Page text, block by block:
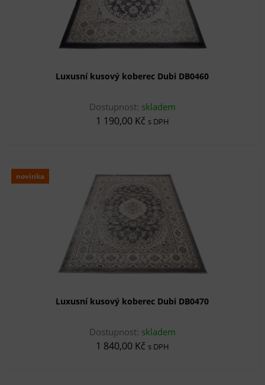
Luxusní kusový koberec Dubi DB0460
Dostupnost: skladem
1 190,00 Kč s DPH
novinka
Luxusní kusový koberec Dubi DB0470
Dostupnost: skladem
1 840,00 Kč s DPH